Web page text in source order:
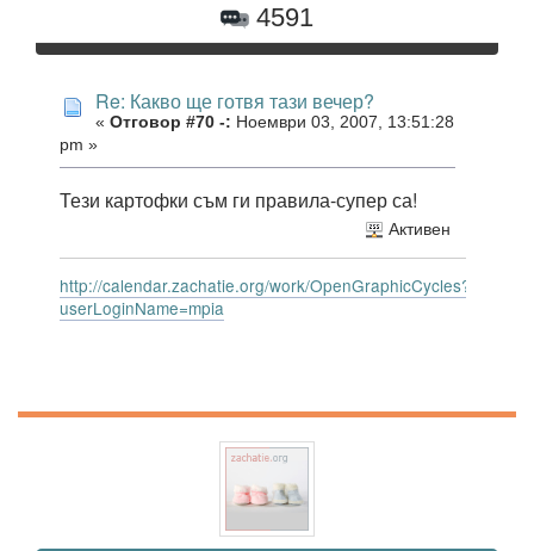
4591
Re: Какво ще готвя тази вечер?
« Отговор #70 -: Ноември 03, 2007, 13:51:28
pm »
Тези картофки съм ги правила-супер са!
Активен
http://calendar.zachatie.org/work/OpenGraphicCycles?
userLoginName=mpia